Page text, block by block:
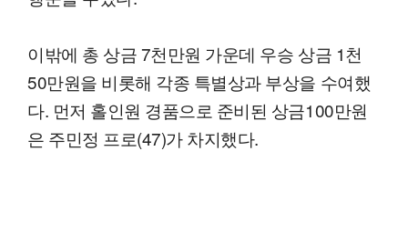
이밖에 총 상금 7천만원 가운데 우승 상금 1천
50만원을 비롯해 각종 특별상과 부상을 수여했
다. 먼저 홀인원 경품으로 준비된 상금100만원
은 주민정 프로(47)가 차지했다.